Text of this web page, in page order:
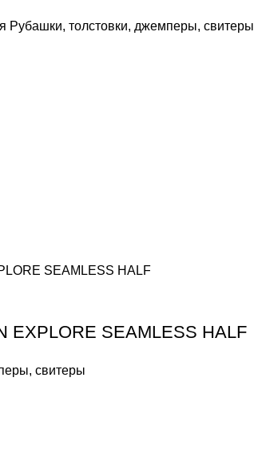
Рубашки, толстовки, джемперы, свитеры
EXPLORE SEAMLESS HALF
свитеры